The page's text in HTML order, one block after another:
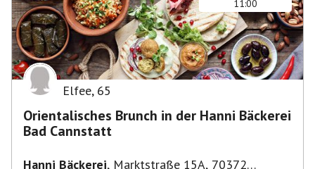
11:00
Elfee, 65
Orientalisches Brunch in der Hanni Bäckerei
Bad Cannstatt
Hanni Bäckerei, Marktstraße 15A, 70372